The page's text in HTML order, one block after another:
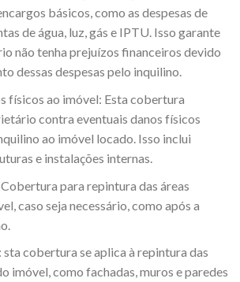
básicos, como as despesas de
de água, luz, gás e IPTU. Isso garante
não tenha prejuízos financeiros devido
dessas despesas pelo inquilino.
físicos ao imóvel: Esta cobertura
contra eventuais danos físicos
ao imóvel locado. Isso inclui
e instalações internas.
para repintura das áreas
caso seja necessário, como após a
sta cobertura se aplica à repintura das
imóvel, como fachadas, muros e paredes